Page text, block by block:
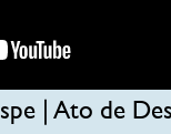
| Ato de